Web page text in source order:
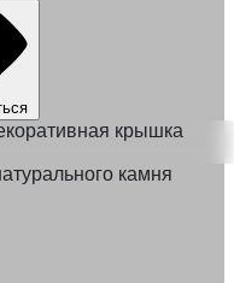
камня